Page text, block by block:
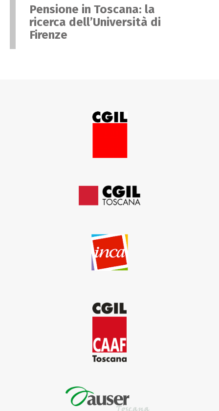
Pensione in Toscana: la
ricerca dell’Università di
Firenze